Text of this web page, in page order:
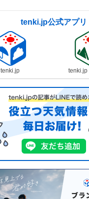
tenki.jp公式アプリ
tenki.jp tenki.jp